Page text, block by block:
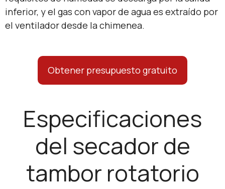
inferior, y el gas con vapor de agua es extraído por
el ventilador desde la chimenea.
Obtener presupuesto gratuito
Especificaciones
del secador de
tambor rotatorio